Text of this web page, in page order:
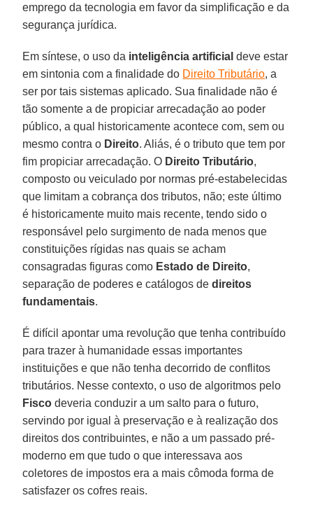
emprego da tecnologia em favor da simplificação e da
segurança jurídica.
Em síntese, o uso da inteligência artificial deve estar
em sintonia com a finalidade do Direito Tributário, a
ser por tais sistemas aplicado. Sua finalidade não é
tão somente a de propiciar arrecadação ao poder
público, a qual historicamente acontece com, sem ou
mesmo contra o Direito. Aliás, é o tributo que tem por
fim propiciar arrecadação. O Direito Tributário,
composto ou veiculado por normas pré-estabelecidas
que limitam a cobrança dos tributos, não; este último
é historicamente muito mais recente, tendo sido o
responsável pelo surgimento de nada menos que
constituições rígidas nas quais se acham
consagradas figuras como Estado de Direito,
separação de poderes e catálogos dedireitos
fundamentais.
É difícil apontar uma revolução que tenha contribuído
para trazer à humanidade essas importantes
instituições e que não tenha decorrido de conflitos
tributários. Nesse contexto, o uso de algoritmos pelo
Fisco deveria conduzir a um salto para o futuro,
servindo por igual à preservação e à realização dos
direitos dos contribuintes, e não a um passado pré-
moderno em que tudo o que interessava aos
coletores de impostos era a mais cômoda forma de
satisfazer os cofres reais.